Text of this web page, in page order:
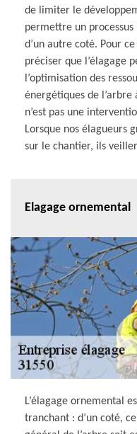
de limiter le
permettre un
d’un autre coté. Pour
préciser que l’élagage
l’optimisation des
énergétiques de l’arbre
n’est pas une
Lorsque nos élagueurs
sur le chantier, ils
Elagage ornemental
L’élagage ornemental
tranchant : d’un coté,